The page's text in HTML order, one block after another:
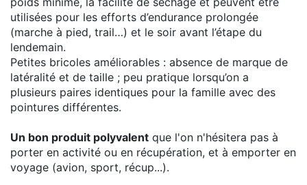
utilisées pour les efforts d’endurance prolongée
(marche à pied, trail…) et le soir avant l’étape du
lendemain.
Petites bricoles améliorables : absence de marque de
latéralité et de taille ; peu pratique lorsqu’on a
plusieurs paires identiques pour la famille avec des
pointures différentes.
Un bon produit polyvalent que l'on n'hésitera pas à
porter en activité ou en récupération, et à emporter en
voyage (avion, sport, récup...).